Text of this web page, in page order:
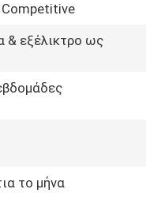
& εξέλικτρο ως
το μήνα